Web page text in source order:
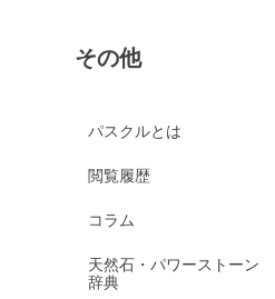
その他
パスクルとは
閲覧履歴
コラム
天然石・パワーストーン
辞典